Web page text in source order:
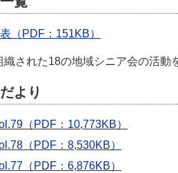
（PDF：151KB）
された18の地域シニア会の活動
より
（PDF：10,773KB）
（PDF：8,530KB）
（PDF：6,876KB）